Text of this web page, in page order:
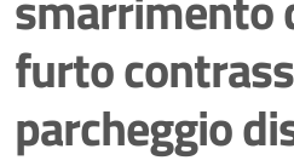
furto
parcheggio